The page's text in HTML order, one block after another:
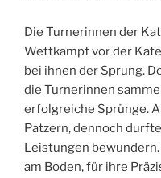
Die Turnerinnen der
Wettkampf vor der
bei ihnen der Sprung.
die Turnerinnen
erfolgreiche Sprünge.
Patzern, dennoch
Leistungen
am Boden, für ihre